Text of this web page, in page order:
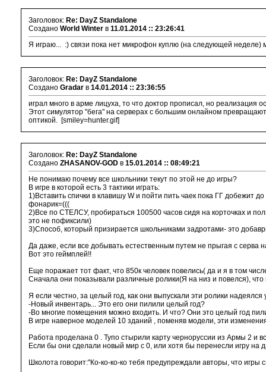
Заголовок: Re: DayZ Standalone
Создано World Winter в 11.01.2014 :: 23:26:41
Я играю... :) связи пока нет микрофон куплю (на следующей неделе)
Заголовок: Re: DayZ Standalone
Создано Gradar в 14.01.2014 :: 23:36:55
играл много в арме лицуха, то что доктор прописал, но
Этот симулятор "бега" на серверах с большим онлайном
оптикой. [smiley=hunter.gif]
Заголовок: Re: DayZ Standalone
Создано ZHASANOV-GOD в 15.01.2014 :: 08:49:21
Не понимаю почему все школьники текут по этой не до игры?
В игре в которой есть 3 тактики играть:
1)Вставить спички в клавишу W и пойти пить чаек пока ГГ добежит
фонарик=(((
2)Все по СТЕЛСУ, пробираться 100500 часов сидя на корточках и
это не пофиксили)
3)Способ, который призирается школьниками задротами- это
Да даже, если все добывать естественным путем не прыгая с
Вот это геймплей!!
Еще поражает тот факт, что 850к человек повелись( да и я в том
Сначала они показывали различные ролики(Я на низ и повелся), что
Я если честно, за целый год, как они выпускали эти ролики
-Новый инвентарь... Это его они пилили целый год?
-Во многие помещения можно входить. И что? Они это целый год
В игре наверное моделей 10 зданий , поменяв модели, эти
Работа проделана 0 . Тупо стырили карту черноруссии из Армы 2 и
Если бы они сделали новый мир с 0, или хотя бы перенесли игру на
Школота говорит:"Ко-ко-ко-ко тебя предупреждали авторы, что